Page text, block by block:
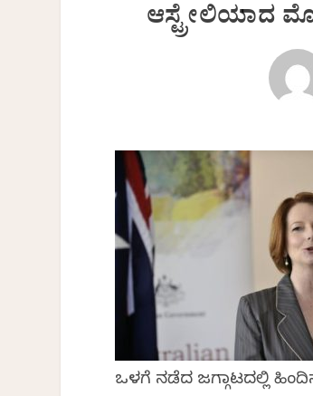
ಆಸ್ಟ್ರೇಲಿಯಾದ
ಒಳಗೆ ನಡೆದ ಜಗ್ಗಾಟದಲ್ಲಿ